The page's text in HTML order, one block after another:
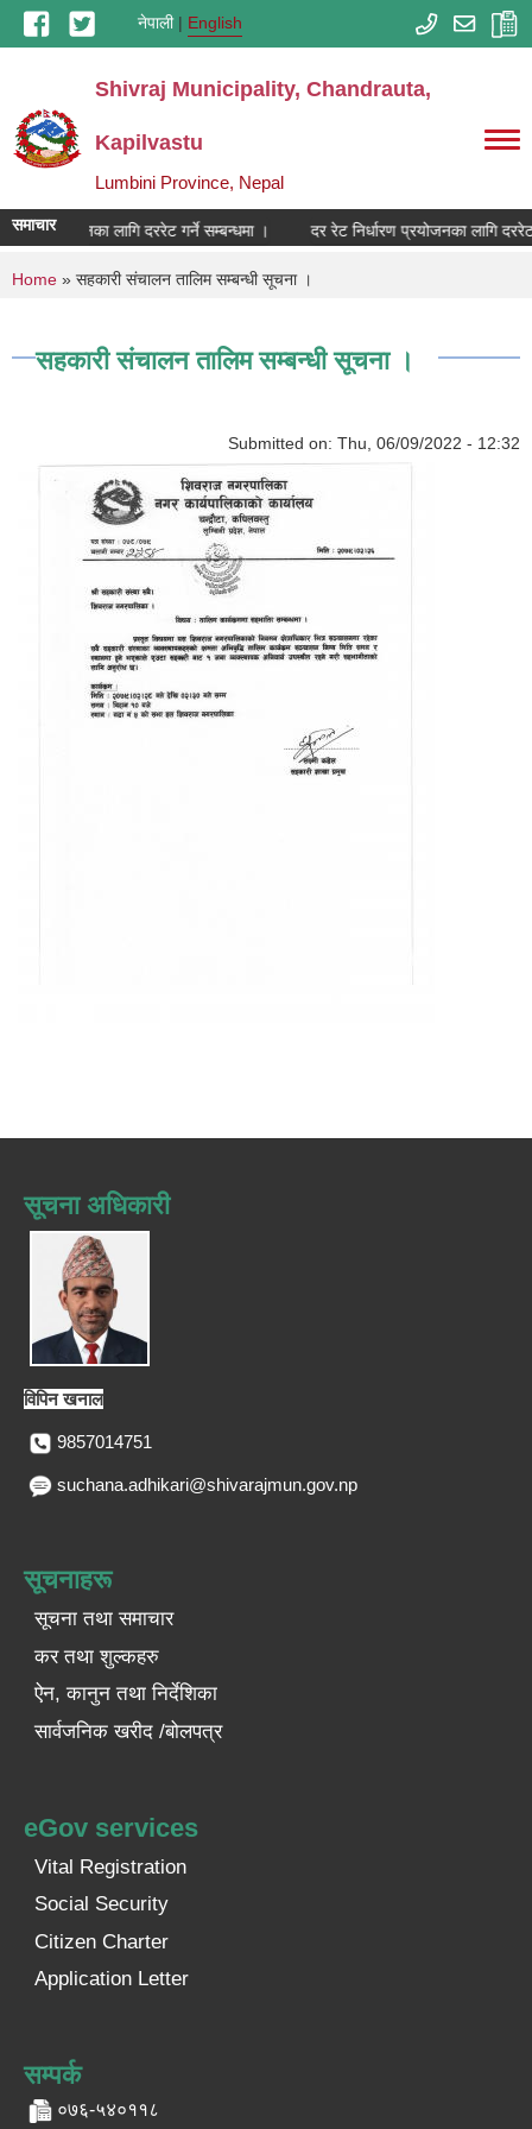
Skip to main contentनेपाली English
Shivraj Municipality, Chandrauta,
Kapilvastu
Lumbini Province, Nepal
समाचारप्रयोजनका लागि दररेट गर्ने सम्बन्धमा । दर रेट निर्धारण प्रयोजनका लागि
You are here
Home » सहकारी संचालन तालिम सम्बन्धी सूचना ।
सहकारी संचालन तालिम सम्बन्धी सूचना ।
Submitted on: Thu, 06/09/2022 - 12:32
सूचना अधिकारी
विपिन खनाल
9857014751
suchana.adhikari@shivarajmun.gov.np
सूचनाहरू
सूचना तथा समाचार
कर तथा शुल्कहरु
ऐन, कानुन तथा निर्देशिका
सार्वजनिक खरीद /बोलपत्र
eGov services
Vital Registration
Social Security
Citizen Charter
Application Letter
सम्पर्क
०७६-५४०११८